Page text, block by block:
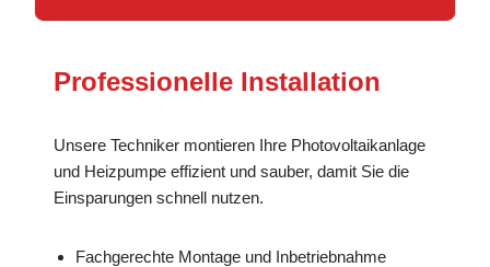
Professionelle Installation
Unsere Techniker montieren Ihre Photovoltaikanlage
und Heizpumpe effizient und sauber, damit Sie die
Einsparungen schnell nutzen.
Fachgerechte Montage und Inbetriebnahme